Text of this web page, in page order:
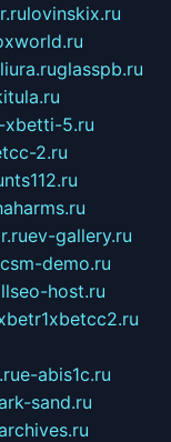
lovinskix.ru
liura.ruglasspb.ru
xbetti-5.ru
2.ru
ev-gallery.ru
csm-demo.ru
host.ru
e-abis1c.ru
sand.ru